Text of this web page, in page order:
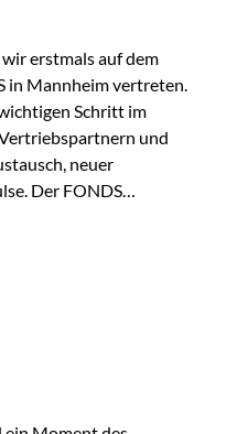
erstmals auf dem
in Mannheim vertreten.
Schritt im
und
neuer
Der FONDS
im
für Sie vor Ort An
Maximilian